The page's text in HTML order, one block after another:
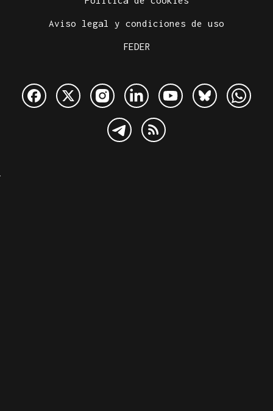
Aviso legal y condiciones de uso
FEDER